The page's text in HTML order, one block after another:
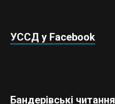
УССД у Facebook
Бандерівські читання